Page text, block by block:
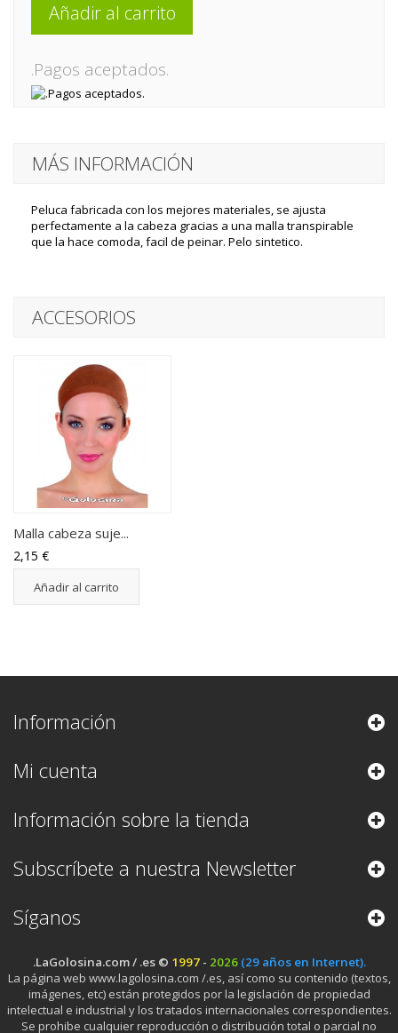
Añadir al carrito
.Pagos aceptados.
MÁS INFORMACIÓN
Peluca fabricada con los mejores materiales, se ajusta
perfectamente a la cabeza gracias a una malla transpirable
que la hace comoda, facil de peinar. Pelo sintetico.
ACCESORIOS
Malla cabeza suje...
2,15 €
Añadir al carrito
Información
Mi cuenta
Información sobre la tienda
Subscríbete a nuestra Newsletter
Síganos
.LaGolosina.com / .es © 1997- 2026 (29 años en Internet).
La página web www.lagolosina.com /.es, así como su contenido (textos,
imágenes, etc) están protegidos por la legislación de propiedad
intelectual e industrial y los tratados internacionales correspondientes.
Se prohibe cualquier reproducción o distribución total o parcial no